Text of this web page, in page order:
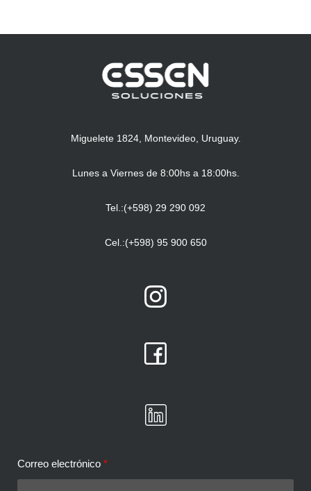
Miguelete 1824, Montevideo, Uruguay.
Lunes a Viernes de 8:00hs a 18:00hs.
Tel.:(+598) 29 290 092
Cel.:(+598) 95 900 650
Correo electrónico